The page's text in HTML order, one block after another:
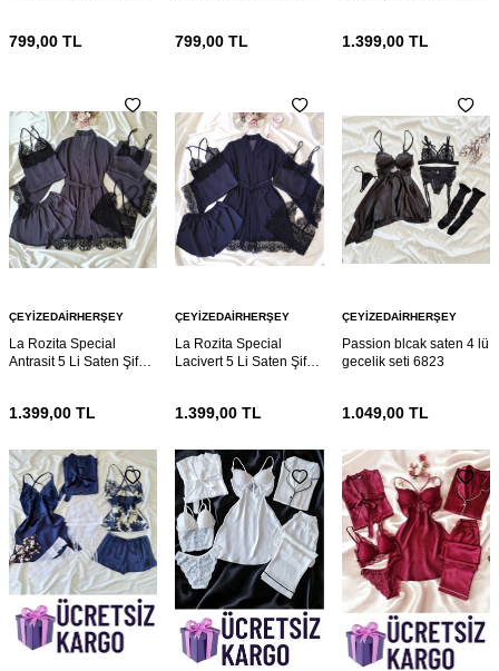
799,00 TL 799,00 TL 1.399,00TL
ÇEYIZEDAIRHERŞEY
La Rozita Special
Antrasit 5 Li Saten Şifon
1.399,00 TL
ÇEYIZEDAIRHERŞEY
La Rozita Special
Lacivert 5 Li Saten Şifon
1.399,00 TL
ÇEYIZEDAIRHERŞEY
Passion blcak saten 4 lü
gecelik seti 6823
1.049,00TL